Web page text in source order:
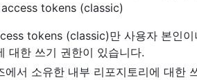
tokens (classic)
tokens (classic)만 사용자 본인
대한 쓰기 권한이 있습니다.
에서 소유한 내부 리포지토리에 대